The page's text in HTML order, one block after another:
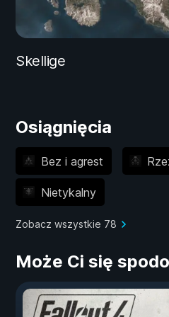
Skellige
Osiągnięcia
Bez i agrest
Nietykalny
Zobacz wszystkie 78
Może Ci się